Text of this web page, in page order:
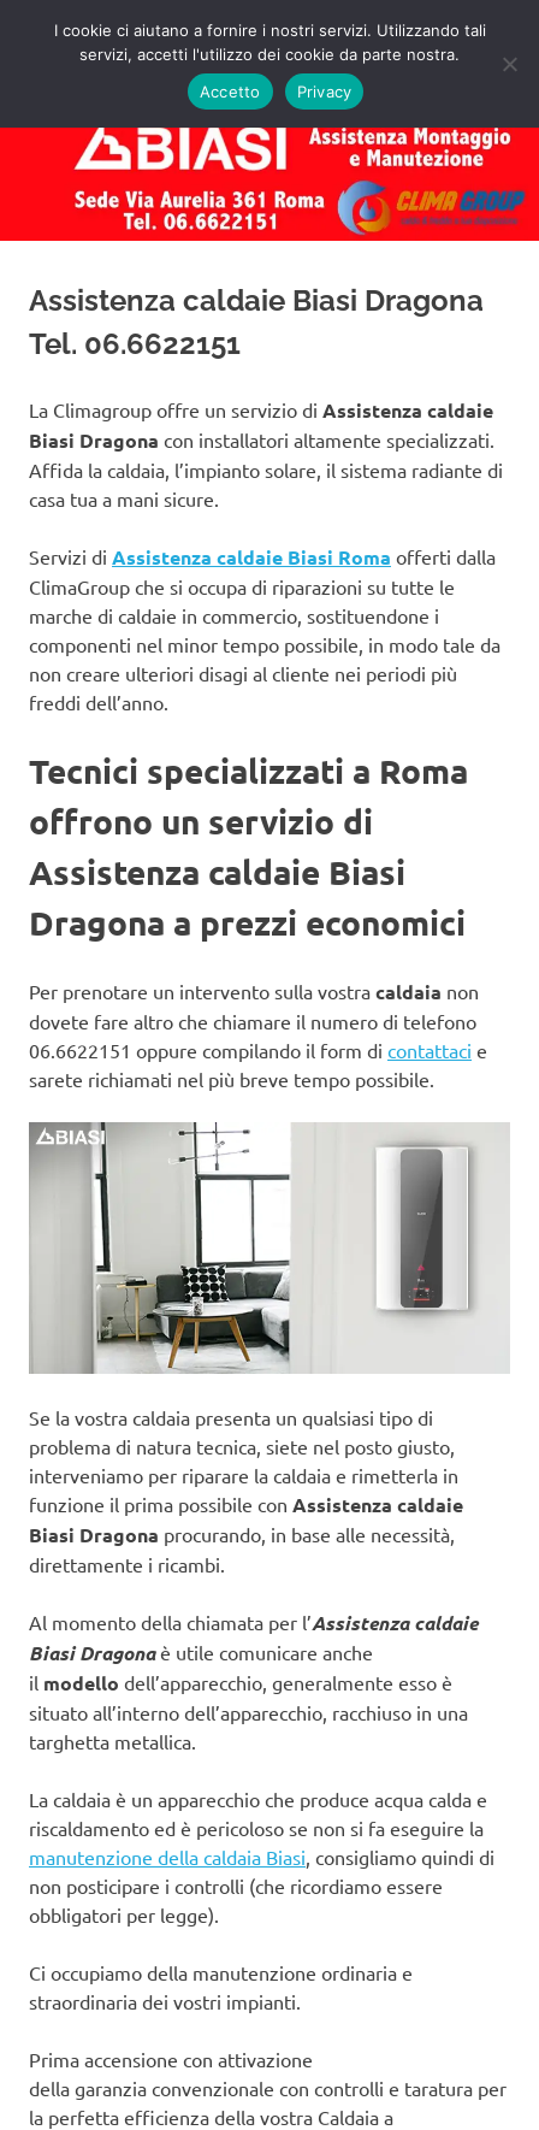
Assistenza
Caldaie
Biasi
Roma
Preventivo!
MENU
Assistenza caldaie Biasi Dragona
Tel. 06.6622151
La Climagroup offre un servizio di Assistenza caldaie
Biasi Dragona con installatori altamente specializzati.
Affida la caldaia, l’impianto solare, il sistema radiante di
casa tua a mani sicure.
Servizi di Assistenza caldaie Biasi Roma offerti dalla
ClimaGroup che si occupa di riparazioni su tutte le
marche di caldaie in commercio, sostituendone i
componenti nel minor tempo possibile, in modo tale da
non creare ulteriori disagi al cliente nei periodi più
freddi dell’anno.
Tecnici specializzati a Roma
offrono un servizio di
Assistenza caldaie Biasi
Dragona a prezzi economici
Per prenotare un intervento sulla vostra caldaia non
dovete fare altro che chiamare il numero di telefono
06.6622151 oppure compilando il form di contattaci e
sarete richiamati nel più breve tempo possibile.
Se la vostra caldaia presenta un qualsiasi tipo di
problema di natura tecnica, siete nel posto giusto,
interveniamo per riparare la caldaia e rimetterla in
funzione il prima possibile con Assistenza caldaie
Biasi Dragona procurando, in base alle necessità,
direttamente i ricambi.
Al momento della chiamata per l’Assistenza caldaie
Biasi Dragonaè utile comunicare anche
il modello dell’apparecchio, generalmente esso è
situato all’interno dell’apparecchio, racchiuso in una
targhetta metallica.
La caldaia è un apparecchio che produce acqua calda e
riscaldamento ed è pericoloso se non si fa eseguire la
manutenzione della caldaia Biasi , consigliamo quindi di
non posticipare i controlli (che ricordiamo essere
obbligatori per legge).
Ci occupiamo della manutenzione ordinaria e
straordinaria dei vostri impianti.
Prima accensione con attivazione
della garanzia convenzionale con controlli e taratura per
la perfetta efficienza della vostra Caldaia a
I cookie ci aiutano a fornire i nostri servizi. Utilizzando tali
servizi, accetti l'utilizzo dei cookie da parte nostra.
Accetto
Privacy